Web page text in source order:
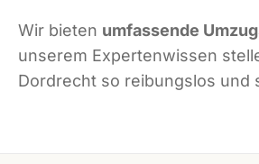
Wir bieten umfassende
unserem Expertenwissen
Dordrecht so reibungslos